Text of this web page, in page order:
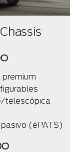
telescópica
(ePATS)